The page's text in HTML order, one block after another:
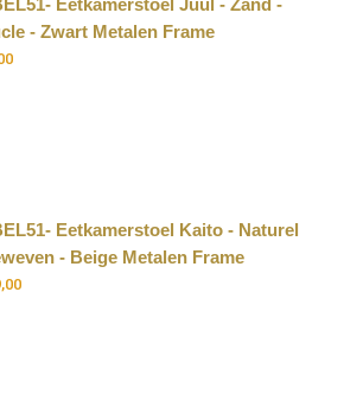
- Zwart Metalen Frame
Eetkamerstoel Kaito - Naturel
- Beige Metalen Frame